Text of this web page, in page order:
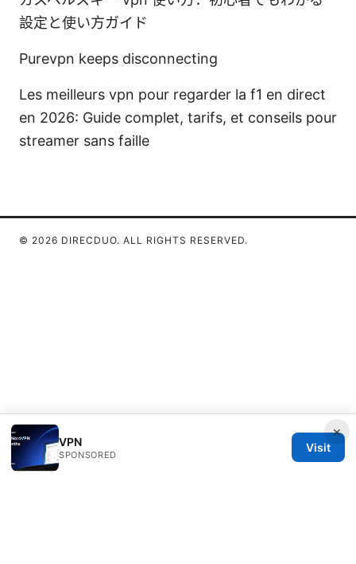
設定と使い方ガイド
Purevpn keeps disconnecting
Les meilleurs vpn pour regarder la f1 en direct
en 2026: Guide complet, tarifs, et conseils pour
streamer sans faille
×
VPN
SPONSORED
Visit
© 2026 DIRECDUO. ALL RIGHTS RESERVED.